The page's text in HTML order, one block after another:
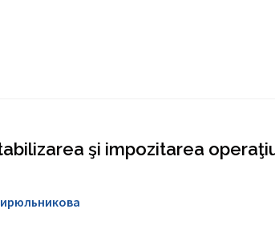
şi impozitarea